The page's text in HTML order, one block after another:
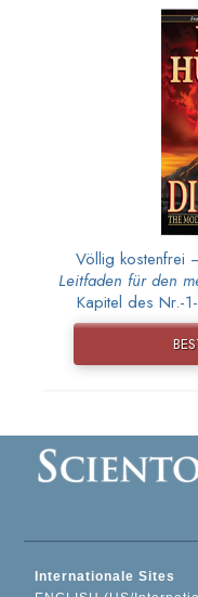
Völlig kostenfrei
Leitfaden für den
Kapitel des Nr.-
Internationale Sites